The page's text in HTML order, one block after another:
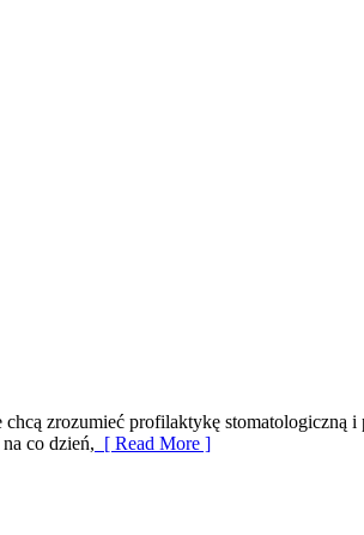
zrozumieć profilaktykę stomatologiczną
co dzień, [ Read More ]